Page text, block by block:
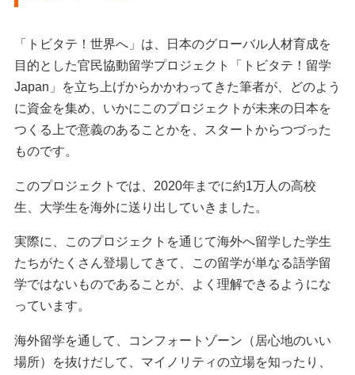
「トビタテ！世界へ」は、日本のグローバル人材育成を
目的とした官民協動留学プロジェクト「トビタテ！留学
Japan」を立ち上げからかかわってきた筆者が、どのよう
に資金を集め、いかにこのプロジェクトが未来の日本を
つくる上で意義のあることかを、スタートからつづった
ものです。
このプロジェクトでは、2020年までに約1万人の高校
生、大学生を海外に送り出していきました。
実際に、このプロジェクトを通じて海外へ留学した学生
たちがたくさん登場してきて、この留学が単なる語学留
学ではないものであることが、よく理解できるようにな
っています。
海外留学を通して、コンフォートゾーン（居心地のいい
場所）を抜けだして、マイノリティの立場を知ったり、